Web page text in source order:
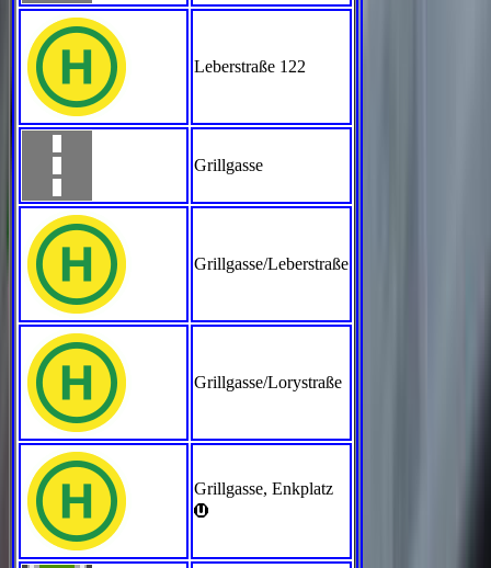
Leberstraße 122
Grillgasse
Grillgasse/Leberstraße
Grillgasse/Lorystraße
Grillgasse, Enkplatz
>